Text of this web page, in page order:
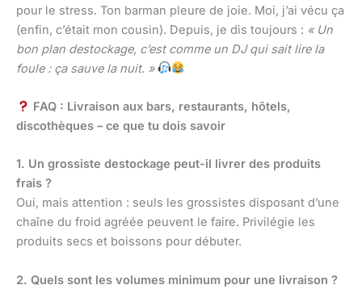
pour le stress. Ton barman pleure de joie. Moi, j’ai vécu ça
(enfin, c’était mon cousin). Depuis, je dis toujours : « Un
bon plan destockage, c’est comme un DJ qui sait lire la
foule : ça sauve la nuit. »
FAQ : Livraison aux bars, restaurants, hôtels,
discothèques – ce que tu dois savoir
1. Un grossiste destockage peut-il livrer des produits
frais ?
Oui, mais attention : seuls les grossistes disposant d’une
chaîne du froid agréée peuvent le faire. Privilégie les
produits secs et boissons pour débuter.
2. Quels sont les volumes minimum pour une livraison ?